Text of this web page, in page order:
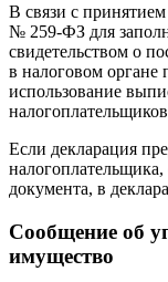
В связи с принятием
№ 259-ФЗ для
свидетельством о
в налоговом органе
использование
Если декларация
документа, в
Сообщение об
имущество